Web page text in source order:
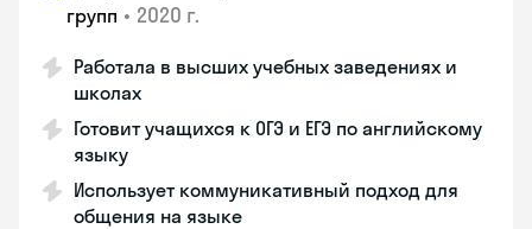
групп • 2020 г.
Работала в высших учебных заведениях и
школах
Готовит учащихся к ОГЭ и ЕГЭ по английскому
языку
Использует коммуникативный подход для
общения на языке